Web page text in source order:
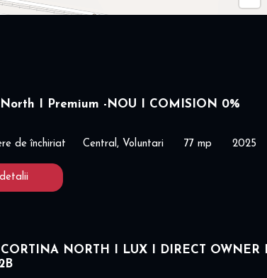
I Premium -NOU I COMISION 0%
de închiriat Central, Voluntari 77 mp 2025
CORTINA NORTH I LUX I DIRECT OWNER